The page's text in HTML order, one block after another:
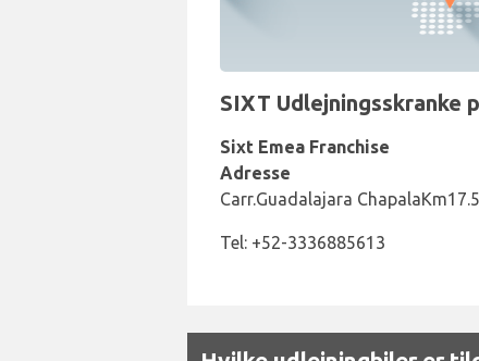
SIXT Udlejningsskranke
Sixt Emea Franchise
Adresse
Carr.Guadalajara
Tel: +52-3336885613